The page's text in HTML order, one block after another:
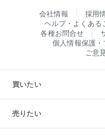
会社情報 採用
ヘルプ・よくある
各種お問合せ
個人情報保護
ご意
買いたい
新築・分譲マンションの購入
中古マンションの購入
一戸建ての購入
売りたい